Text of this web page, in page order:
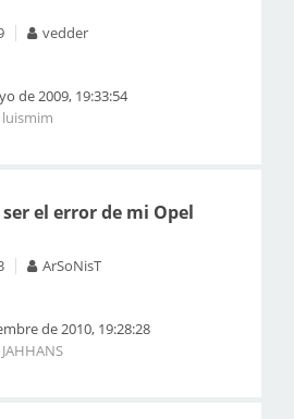
vedder
de 2009, 19:33:54
luismim
el error de mi Opel
ArSoNisT
de 2010, 19:28:28
JAHHANS